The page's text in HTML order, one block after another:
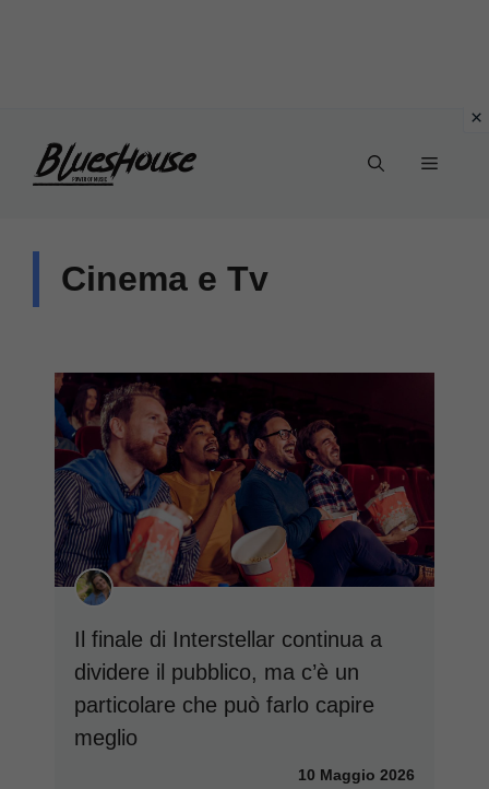
Menu
Cinema e Tv
Il finale di Interstellar continua a
dividere il pubblico, ma c’è un
particolare che può farlo capire
meglio
10 Maggio 2026